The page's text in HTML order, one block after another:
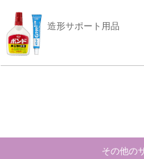
造形サポート用品
その他の